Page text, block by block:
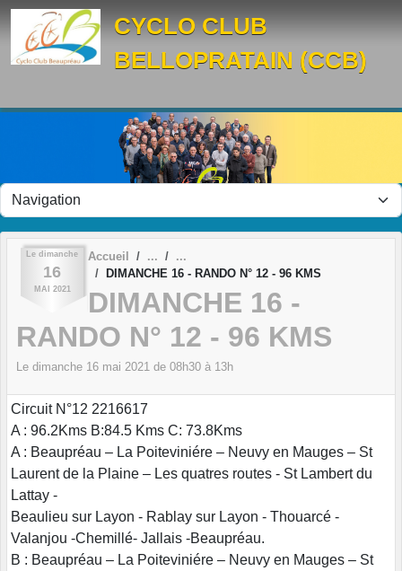
CYCLO CLUB
BELLOPRATAIN (CCB)
Le dimanche
16
MAI 2021
Accueil
DIMANCHE 16 - RANDO N° 12 - 96 KMS
DIMANCHE 16 -
RANDO N° 12 - 96 KMS
Le dimanche 16 mai 2021 de 08h30 à 13h
Circuit N°12 2216617
A : 96.2Kms B:84.5 Kms C: 73.8Kms
A : Beaupréau – La Poiteviniére – Neuvy en Mauges – St
Laurent de la Plaine – Les quatres routes - St Lambert du
Lattay -
Beaulieu sur Layon - Rablay sur Layon - Thouarcé -
Valanjou -Chemillé- Jallais -Beaupréau.
B : Beaupréau – La Poiteviniére – Neuvy en Mauges – St
Panneau de gestion des cookies